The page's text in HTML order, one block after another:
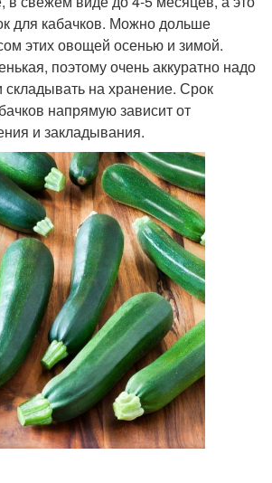
для кабачков. Можно дольше
этих овощей осенью и зимой.
поэтому очень аккуратно надо
складывать на хранение. Срок
напрямую зависит от
и закладывания.